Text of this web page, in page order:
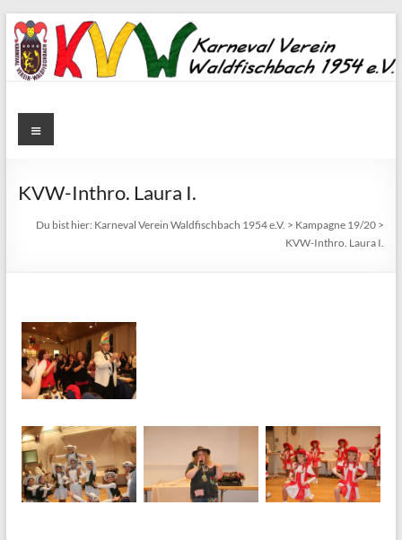
Zum
Inhalt
springen
Karneval
Waldfischbach
1954
Waldfischbach
1954
e.V.
Menü
KVW-Inthro. Laura I.
Du bist hier: Karneval Verein Waldfischbach 1954 e.V. > Kampagne 19/20 >
KVW-Inthro. Laura I.